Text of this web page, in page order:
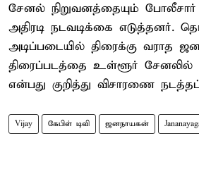
சேனல் நிறுவனத்தையும் போலீசார்
அதிரடி நடவடிக்கை எடுத்தனர்.
அடிப்படையில் திரைக்கு வராத
திரைப்படத்தை உள்ளூர் சேனலில்
என்பது குறித்து விசாரணை
Vijay கேபிள் டிவி ஜனநாயகன்